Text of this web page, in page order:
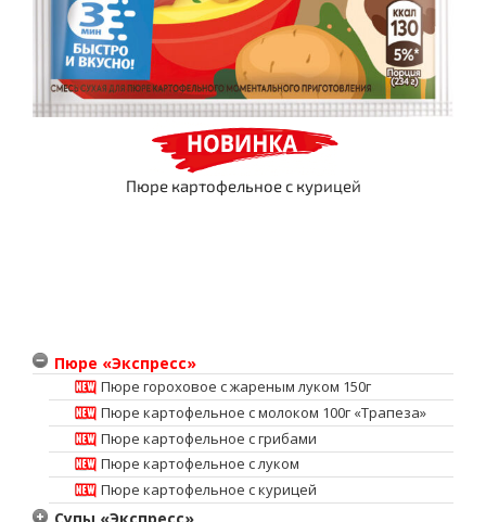
Пюре картофельное с курицей
Пюре «Экспресс»
Пюре гороховое с жареным луком 150г
Пюре картофельное с молоком 100г «Трапеза»
Пюре картофельное c грибами
Пюре картофельное с луком
Пюре картофельное с курицей